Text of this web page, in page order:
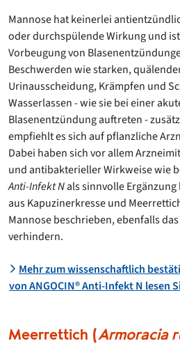
Mannose hat keinerlei
oder durchspülende Wirkung und
Vorbeugung von
Beschwerden wie starken,
Urinausscheidung, Krämpfen und
Wasserlassen - wie sie bei einer
Blasenentzündung auftreten -
empfiehlt es sich auf pflanzliche
Dabei haben sich vor allem
und antibakterieller Wirkweise wie
Anti-Infekt Nals sinnvolle
aus Kapuzinerkresse und
Mannose beschrieben, ebenfalls
verhindern.
Mehr zum wissenschaftlich
von ANGOCIN® Anti-Infekt N lesen
Meerrettich (Armoracia